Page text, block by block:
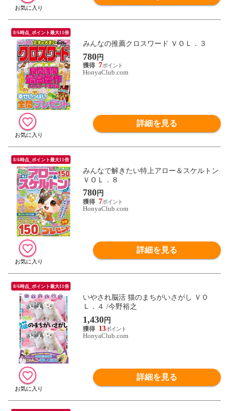
8/6時点_ポイント最大11倍
みんなの推薦クロスワード ＶＯＬ．３
780円
7
HonyaClub.com
詳細を見る
8/6時点_ポイント最大11倍
みんなで解きたい特上アロー＆スケルトン
ＶＯＬ．８
780円
7
HonyaClub.com
詳細を見る
8/6時点_ポイント最大11倍
いやされ脳活 猫のまちがいさがし ＶＯ
Ｌ．４ /今野裕之
1,430円
13
HonyaClub.com
詳細を見る